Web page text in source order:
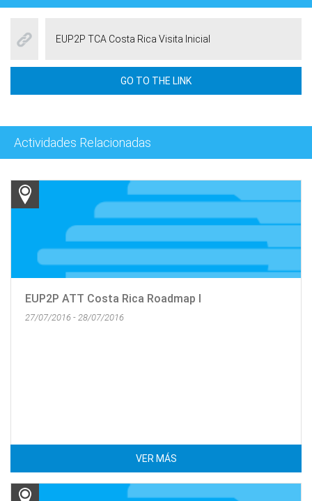
EUP2P TCA Costa Rica Visita Inicial
GO TO THE LINK
Actividades Relacionadas
EUP2P ATT Costa Rica Roadmap I
27/07/2016 - 28/07/2016
VER MÁS